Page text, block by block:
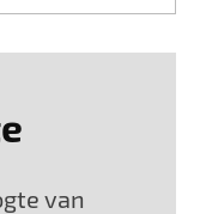
van